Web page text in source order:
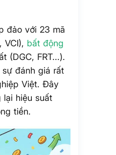
đảo với 23 mã
VCI), bất động
(DGC, FRT...).
đánh giá rất
Việt. Đây
lại hiệu suất
tiền.